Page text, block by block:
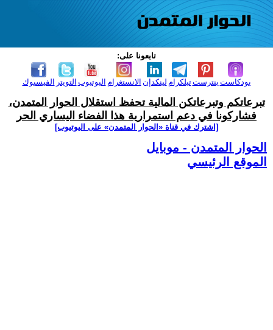
تابعونا على:
الفيسبوك التويتر اليوتيوب الانستغرام لينكدإن تيلكرامبنترست بودكاست
تبرعاتكم وتبرعاتكن المالية تحفظ استقلال الحوار المتمدن،
فشاركونا في دعم استمرارية هذا الفضاء اليساري الحر
[اشترك في قناة ‫«الحوار المتمدن» على اليوتيوب]
الحوار المتمدن - موبايل
الموقع الرئيسي